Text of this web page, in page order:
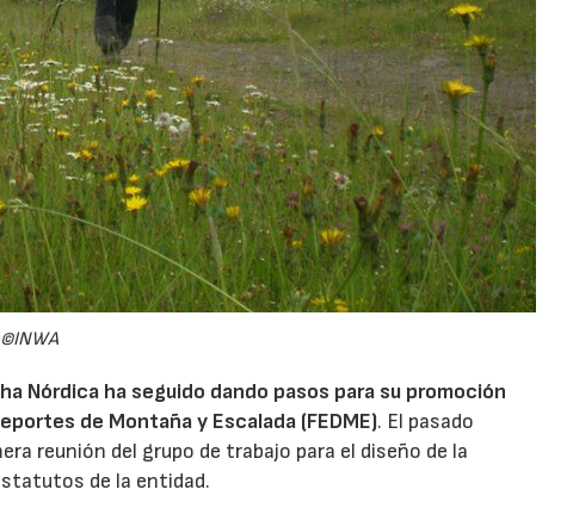
©INWA
Nórdica ha seguido dando pasos para su promoción
de Montaña y Escalada (FEDME). El pasado
reunión del grupo de trabajo para el diseño de la
de la entidad.